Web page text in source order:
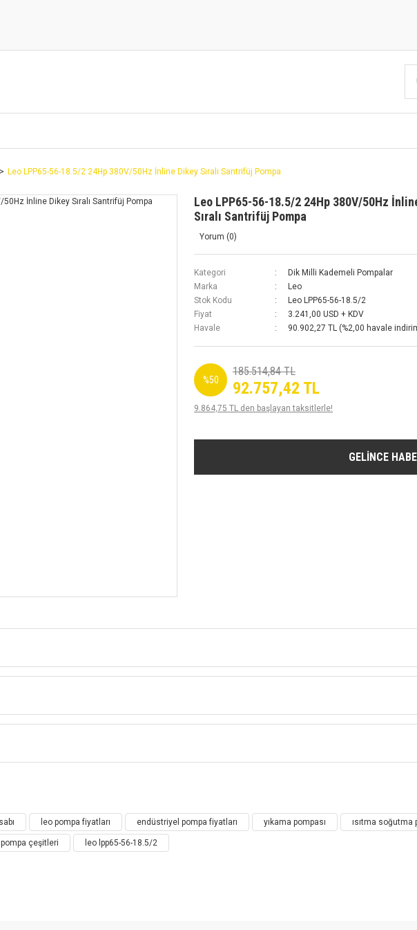
Leo LPP65-56-18.5/2 24Hp 380V/50Hz İnline Dikey Sıralı Santrifüj Pompa
Leo LPP65-56-18.5/2 24Hp 380V/50Hz
Sıralı Santrifüj Pompa
Yorum (0)
Kategori
Dik Milli Kademeli Pompalar
Marka
Leo
Stok Kodu
Leo LPP65-56-18.5/2
Fiyat
3.241,00 USD + KDV
Havale
90.902,27 TL (%2,00 havale
%50
185.514,84 TL
92.757,42 TL
9.864,75 TL den başlayan taksitlerle!
GELİNCE
LEO LPP SERİ DİKEY SIRALI
LPP Dikey Sıralı Pompa
Uygulanması
Yorum Yaz
leo pompa fiyatları endüstriyel pompa fiyatları yıkama pompası ısıtma soğutma
çeşitleri leo lpp65-56-18.5/2